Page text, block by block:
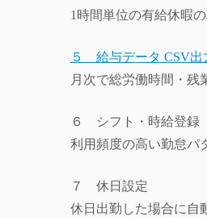
1時間単位の有給休暇の
５ 給与データ CSV出
月次で総労働時間・残
６ シフト・時給登録
利用頻度の高い勤怠パ
７ 休日設定
休日出勤した場合に自